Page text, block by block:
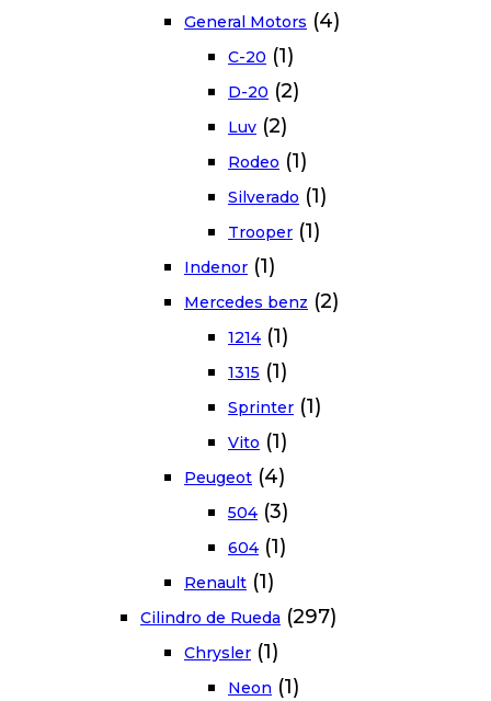
General Motors (4)
C-20 (1)
D-20 (2)
Luv (2)
Rodeo (1)
Silverado (1)
Trooper (1)
Indenor (1)
Mercedes benz (2)
1214 (1)
1315 (1)
Sprinter (1)
Vito (1)
Peugeot (4)
504 (3)
604 (1)
Renault (1)
Cilindro de Rueda (297)
Chrysler (1)
Neon (1)